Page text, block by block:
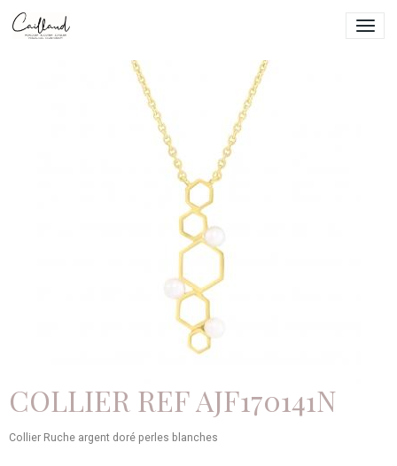
COLLIER REF AJF170141N
Collier Ruche argent doré perles blanches